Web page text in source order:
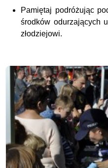
Pamiętaj podróżując
środków odurzających
złodziejowi.